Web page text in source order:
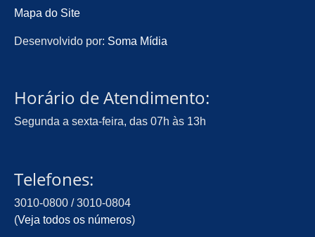
Mapa do Site
Desenvolvido por: Soma Mídia
Horário de Atendimento:
Segunda a sexta-feira, das 07h às 13h
Telefones:
3010-0800 / 3010-0804
(Veja todos os números)